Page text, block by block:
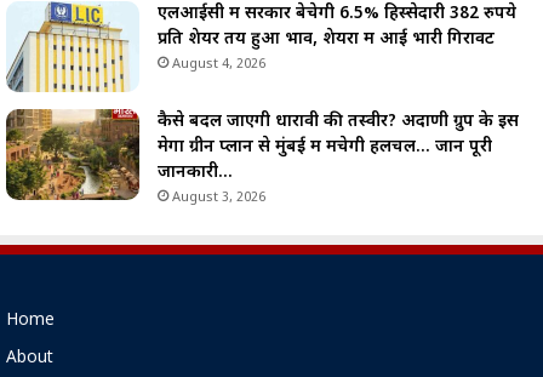
एलआईसी में सरकार बेचेगी 6.5% हिस्सेदारी 382 रुपये
प्रति शेयर तय हुआ भाव, शेयरों में आई भारी गिरावट
August 4, 2026
कैसे बदल जाएगी धारावी की तस्वीर? अदाणी ग्रुप के इस
मेगा ग्रीन प्लान से मुंबई में मचेगी हलचल… जानें पूरी
जानकारी…
August 3, 2026
Home
About